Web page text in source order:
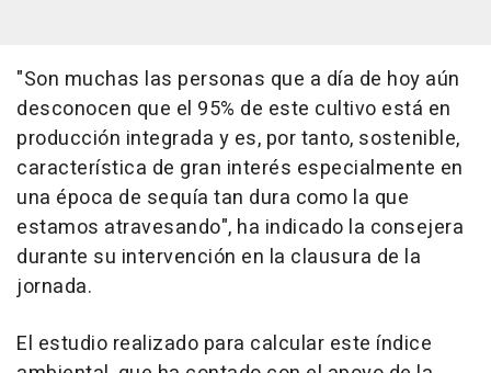
"Son muchas las personas que a día de hoy aún
desconocen que el 95% de este cultivo está en
producción integrada y es, por tanto, sostenible,
característica de gran interés especialmente en
una época de sequía tan dura como la que
estamos atravesando", ha indicado la consejera
durante su intervención en la clausura de la
jornada.
El estudio realizado para calcular este índice